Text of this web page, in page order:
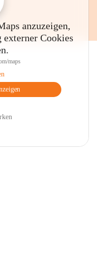
anzuzeigen,
externer Cookies
maps